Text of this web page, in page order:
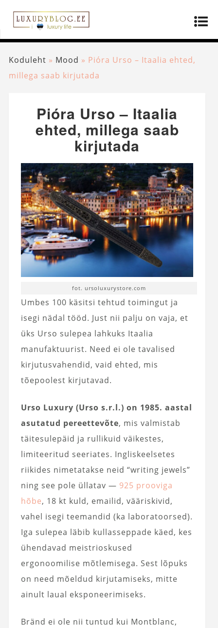
Koduleht » Mood » Pióra Urso – Itaalia ehted,
millega saab kirjutada
Pióra Urso – Itaalia
ehted, millega saab
kirjutada
fot. ursoluxurystore.com
Umbes 100 käsitsi tehtud toimingut ja
isegi nädal tööd. Just nii palju on vaja, et
üks Urso sulepea lahkuks Itaalia
manufaktuurist. Need ei ole tavalised
kirjutusvahendid, vaid ehted, mis
tõepoolest kirjutavad.
Urso Luxury (Urso s.r.l.) on 1985. aastal
asutatud pereettevõte, mis valmistab
täitesulepäid ja rullikuid väikestes,
limiteeritud seeriates. Ingliskeelsetes
riikides nimetatakse neid “writing jewels”
ning see pole üllatav — 925 prooviga
hõbe, 18 kt kuld, emailid, vääriskivid,
vahel isegi teemandid (ka laboratoorsed).
Iga sulepea läbib kullasseppade käed, kes
ühendavad meistrioskused
ergonoomilise mõtlemisega. Sest lõpuks
on need mõeldud kirjutamiseks, mitte
ainult laual eksponeerimiseks.
Bränd ei ole nii tuntud kui Montblanc,